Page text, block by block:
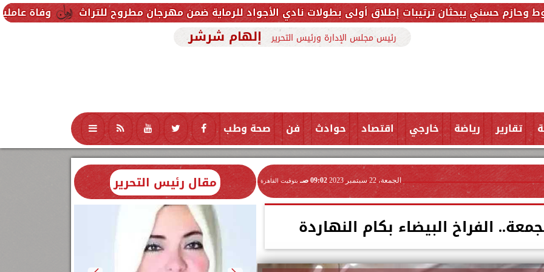
وفاة عاملين متأثرين ترتيبات إطلاق أولى بطولات نادي الأجواد للرماية ضمن مهرجان مطروح للتراث
رئيس مجلس الإدارة ورئيس التحرير إلهام شرشر
تقارير رياضة خارجي اقتصاد حوادث فن صحة وطب تكنولوجيا منوعات محافظات
الجمعة، 22 سبتمبر 2023 09:02 صـ بتوقيت القاهرة
الفراخ البيضاء بكام النهاردة
مقال رئيس التحرير